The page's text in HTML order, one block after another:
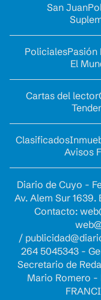
San Juan
PolicialesPasión
El
Cartas del lector
Clasificados
Avisos
Diario de Cuyo -
Av. Alem Sur
Contacto:
/
264 5045343 -
Secretario de
Mario Romero -